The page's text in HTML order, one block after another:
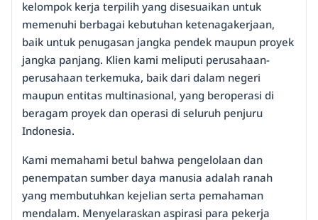
kelompok kerja terpilih yang disesuaikan untuk
memenuhi berbagai kebutuhan ketenagakerjaan,
baik untuk penugasan jangka pendek maupun proyek
jangka panjang. Klien kami meliputi perusahaan-
perusahaan terkemuka, baik dari dalam negeri
maupun entitas multinasional, yang beroperasi di
beragam proyek dan operasi di seluruh penjuru
Indonesia.
Kami memahami betul bahwa pengelolaan dan
penempatan sumber daya manusia adalah ranah
yang membutuhkan kejelian serta pemahaman
mendalam. Menyelaraskan aspirasi para pekerja